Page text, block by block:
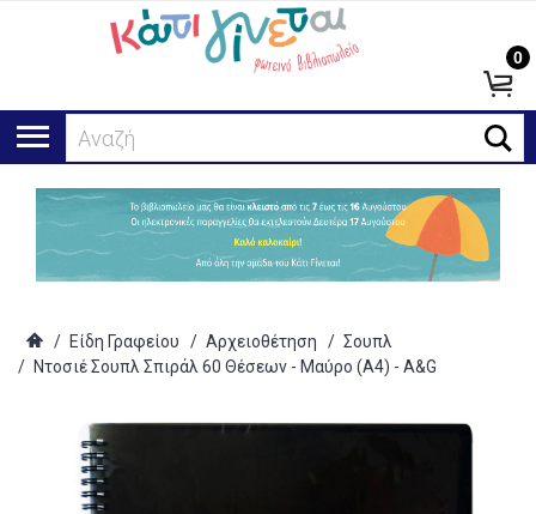
Αναζήτησ
0
/ Είδη Γραφείου / Αρχειοθέτηση / Σουπλ
/ Ντοσιέ Σουπλ Σπιράλ 60 Θέσεων - Μαύρο (Α4) - A&G